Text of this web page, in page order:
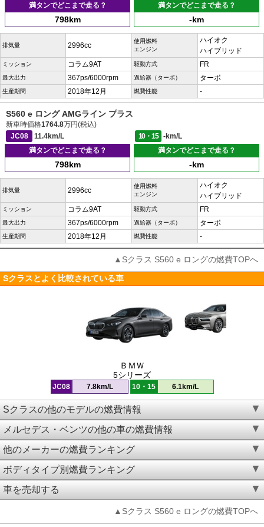
満タンでどこまで走る？
798km
満タンでどこまで走る？
-km
排気量 2996cc
使用燃料
エンジン
ハイオク
ハイブリッド
ミッション コラム9AT 駆動方式 FR
最大出力 367ps/6000rpm 過給器（ターボ） ターボ
生産期間 2018年12月 燃費性能 -
S560 e ロング AMGライン プラス
新車時価格1764.8万円(税込)
JC08
11.4km/L 10・15
-km/L
満タンでどこまで走る？
798km
満タンでどこまで走る？
-km
排気量 2996cc
使用燃料
エンジン
ハイオク
ハイブリッド
ミッション コラム9AT 駆動方式 FR
最大出力 367ps/6000rpm 過給器（ターボ） ターボ
生産期間 2018年12月 燃費性能 -
▲Sクラス S560 e ロングの燃費TOPへ
Sクラスとよく比較されている車
ＢＭＷ
5シリーズ
JC08 7.8km/L 10・15 6.1km/L
Sクラスの他のモデルの燃費情報
メルセデス・ベンツの他の車の燃費情報
他のメーカーの燃費ランキング
ボディタイプ別燃費ランキング
車を売却する
▲Sクラス S560 e ロングの燃費TOPへ